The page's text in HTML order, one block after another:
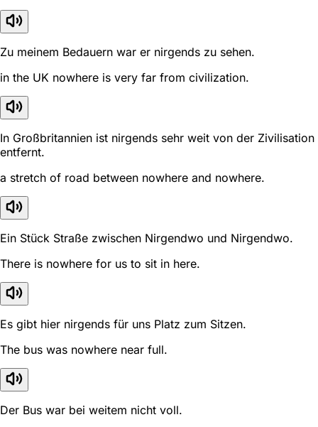
Zu meinem Bedauern war er nirgends zu sehen.
in the UK nowhere is very far from civilization.
In Großbritannien ist nirgends sehr weit von der Zivilisation
entfernt.
a stretch of road between nowhere and nowhere.
Ein Stück Straße zwischen Nirgendwo und Nirgendwo.
There is nowhere for us to sit in here.
Es gibt hier nirgends für uns Platz zum Sitzen.
The bus was nowhere near full.
Der Bus war bei weitem nicht voll.